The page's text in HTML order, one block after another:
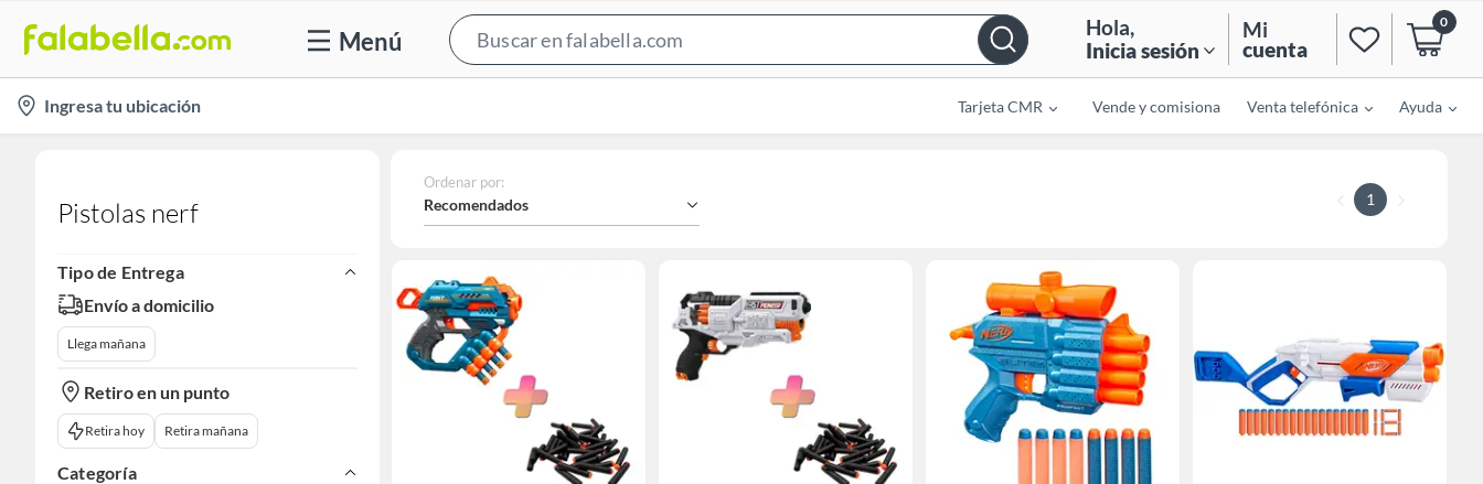
Menú
Bar
Hola,
Inicia sesión
Mi
cuenta
0
location-
icon
Ingresa tu ubicación Tarjeta CMR Vende y comisiona Venta telefónica Ayuda
Pistolas nerf
Tipo de Entrega
Envío a domicilio
Llega mañana
Retiro en un punto
Retira hoy Retira mañana
Categoría
Ordenar por:
Recomendados 1